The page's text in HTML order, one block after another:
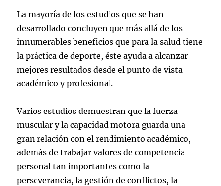
La mayoría de los estudios que se han
desarrollado concluyen que más allá de los
innumerables beneficios que para la salud tiene
la práctica de deporte, éste ayuda a alcanzar
mejores resultados desde el punto de vista
académico y profesional.
Varios estudios demuestran que la fuerza
muscular y la capacidad motora guarda una
gran relación con el rendimiento académico,
además de trabajar valores de competencia
personal tan importantes como la
perseverancia, la gestión de conflictos, la